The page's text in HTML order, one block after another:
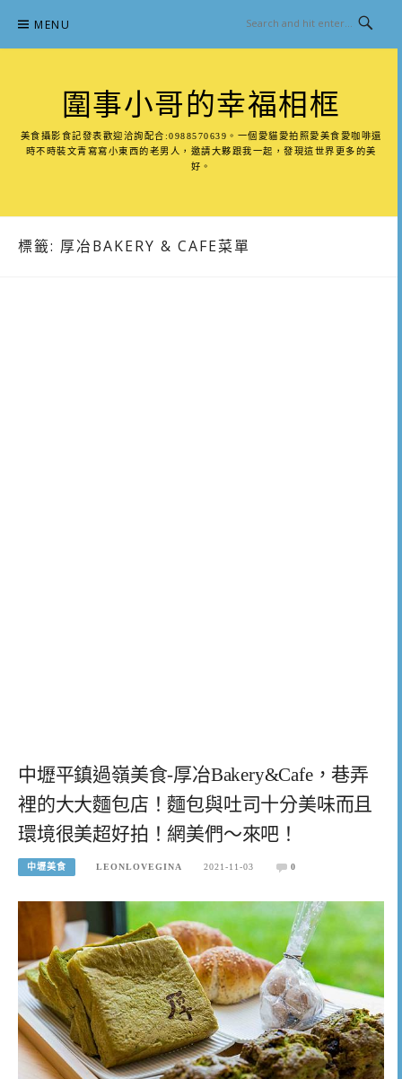
content
MENU
圍事小哥的幸福相框
美食攝影食記發表歡迎洽詢配合:0988570639。一個愛貓愛拍照愛美食愛咖啡還
時不時裝文青寫寫小東西的老男人，邀請大夥跟我一起，發現這世界更多的美
好。
標籤: 厚冶BAKERY & CAFE菜單
中壢平鎮過嶺美食-厚冶Bakery&Cafe，巷弄
裡的大大麵包店！麵包與吐司十分美味而且
環境很美超好拍！網美們～來吧！
中壢美食 LEONLOVEGINA 2021-11-03 0